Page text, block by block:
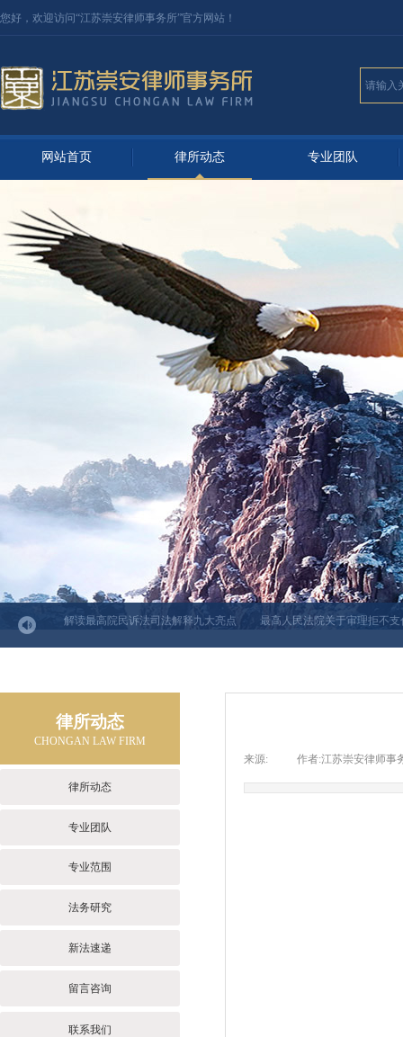
您好，欢迎访问“江苏崇安律师事务所”官方网站！
网站首页 律所动态 专业团队
法》 解读最高院民诉法司法解释九大亮点 最高人民法院关于审理拒不支
来源: 作者:江苏崇安律师事
律所动态
CHONGAN LAW FIRM
律所动态
专业团队
专业范围
法务研究
新法速递
留言咨询
联系我们